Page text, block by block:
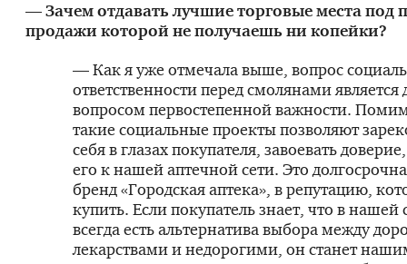
— Зачем отдавать лучшие торговые места под
продажи которой не получаешь ни копейки?
— Как я уже отмечала выше, вопрос
ответственности перед смолянами является
вопросом первостепенной важности.
такие социальные проекты позволяют
себя в глазах покупателя, завоевать
его к нашей аптечной сети. Это
бренд «Городская аптека», в репутацию,
купить. Если покупатель знает, что в нашей
всегда есть альтернатива выбора между
лекарствами и недорогими, он станет